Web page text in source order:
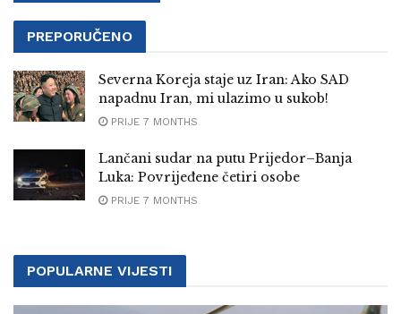
PREPORUČENO
Severna Koreja staje uz Iran: Ako SAD
napadnu Iran, mi ulazimo u sukob!
PRIJE 7 MONTHS
Lančani sudar na putu Prijedor–Banja
Luka: Povrijeđene četiri osobe
PRIJE 7 MONTHS
POPULARNE VIJESTI